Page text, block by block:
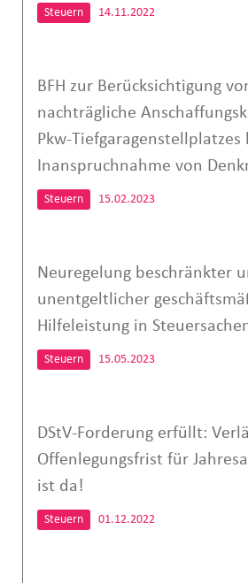
Steuern 14.11.2022
BFH zur Berücksichtigung
nachträgliche
Pkw-
Inanspruchnahme von
Steuern 15.02.2023
Neuregelung beschränkter
unentgeltlicher
Hilfeleistung in
Steuern 15.05.2023
DStV-Forderung erfüllt:
Offenlegungsfrist für
ist da!
Steuern 01.12.2022